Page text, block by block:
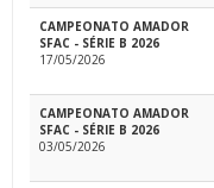
CAMPEONATO AMADOR
SFAC - SÉRIE B 2026
17/05/2026
CAMPEONATO AMADOR
SFAC - SÉRIE B 2026
03/05/2026